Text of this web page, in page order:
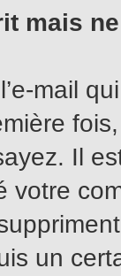
mais
mail
Il
votre
un